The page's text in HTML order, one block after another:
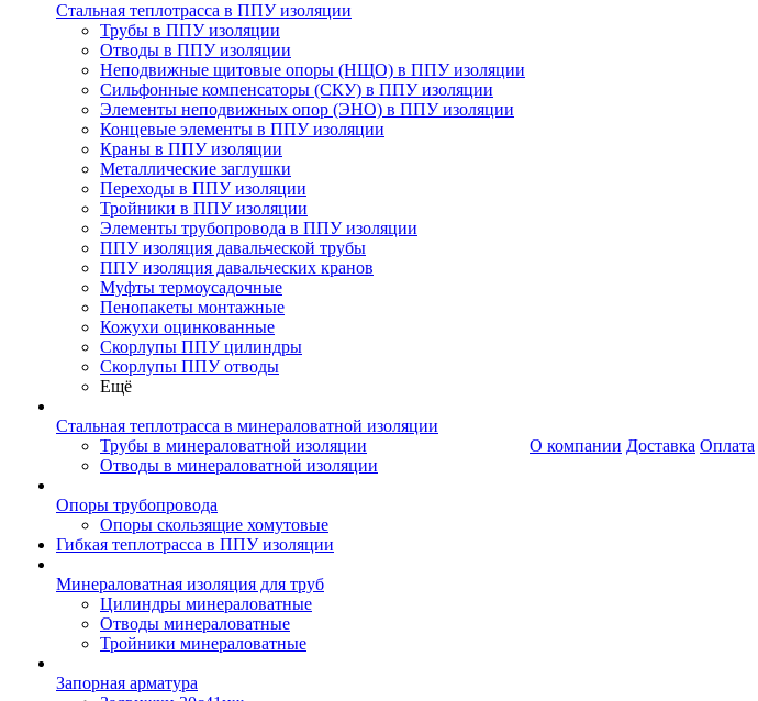
Стальная теплотрасса в ППУ изоляции
Трубы в ППУ изоляции
Отводы в ППУ изоляции
Неподвижные щитовые опоры (НЩО) в ППУ изоляции
Cильфонные компенсаторы (СКУ) в ППУ изоляции
Элементы неподвижных опор (ЭНО) в ППУ изоляции
Концевые элементы в ППУ изоляции
Краны в ППУ изоляции
Металлические заглушки
Переходы в ППУ изоляции
Тройники в ППУ изоляции
Элементы трубопровода в ППУ изоляции
ППУ изоляция давальческой трубы
ППУ изоляция давальческих кранов
Муфты термоусадочные
Пенопакеты монтажные
Кожухи оцинкованные
Скорлупы ППУ цилиндры
Скорлупы ППУ отводы
Ещё
Стальная теплотрасса в минераловатной изоляции
Трубы в минераловатной изоляции
Отводы в минераловатной изоляции
Опоры трубопровода
Опоры скользящие хомутовые
Гибкая теплотрасса в ППУ изоляции
Минераловатная изоляция для труб
Цилиндры минераловатные
Отводы минераловатные
Тройники минераловатные
Запорная арматура
О компании Доставка Оплата